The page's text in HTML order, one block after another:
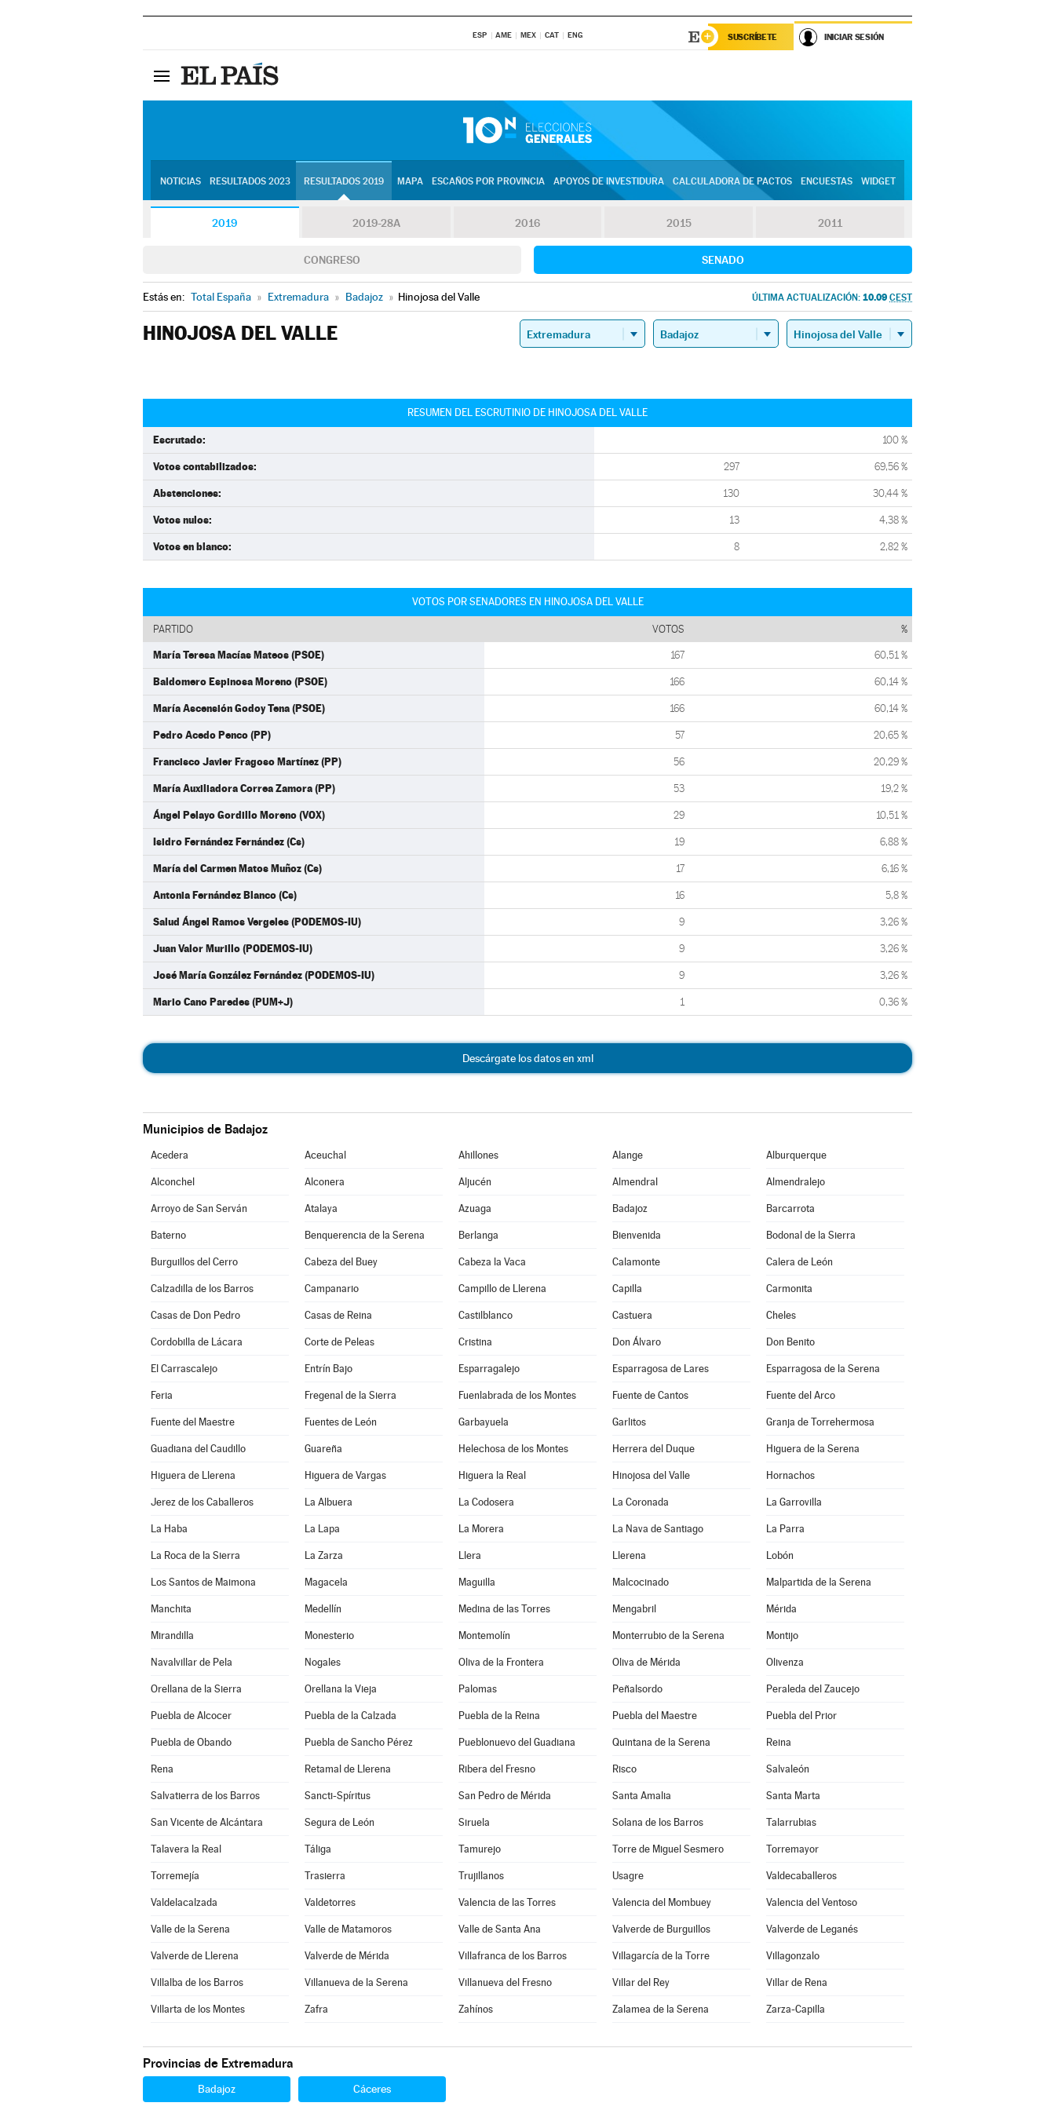
ESP AME MEX CAT ENG SUSCRÍBETE INICIAR SESIÓN
NOTICIAS RESULTADOS 2023 RESULTADOS 2019 MAPA ESCAÑOS POR PROVINCIA APOYOS DE INVESTIDURA CALCULADORA DE PACTOS ENCUESTAS WIDGET
2019 2019-28A 2016 2015 2011
CONGRESO SENADO
Estás en: Total España » Extremadura » Badajoz » Hinojosa del Valle ÚLTIMA ACTUALIZACIÓN: 10.09 CEST
HINOJOSA DEL VALLE
RESUMEN DEL ESCRUTINIO DE HINOJOSA DEL VALLE
Escrutado: 100 %
Votos contabilizados: 297 69,56 %
Abstenciones: 130 30,44 %
Votos nulos: 13 4,38 %
Votos en blanco: 8 2,82 %
VOTOS POR SENADORES EN HINOJOSA DEL VALLE
PARTIDO VOTOS %
María Teresa Macías Mateos (PSOE) 167 60,51 %
Baldomero Espinosa Moreno (PSOE) 166 60,14 %
María Ascensión Godoy Tena (PSOE) 166 60,14 %
Pedro Acedo Penco (PP) 57 20,65 %
Francisco Javier Fragoso Martínez (PP) 56 20,29 %
María Auxiliadora Correa Zamora (PP) 53 19,2 %
Ángel Pelayo Gordillo Moreno (VOX) 29 10,51 %
Isidro Fernández Fernández (Cs) 19 6,88 %
María del Carmen Matos Muñoz (Cs) 17 6,16 %
Antonia Fernández Blanco (Cs) 16 5,8 %
Salud Ángel Ramos Vergeles (PODEMOS-IU) 9 3,26 %
Juan Valor Murillo (PODEMOS-IU) 9 3,26 %
José María González Fernández (PODEMOS-IU) 9 3,26 %
Mario Cano Paredes (PUM+J) 1 0,36 %
Descárgate los datos en xml
Municipios de Badajoz
Acedera Aceuchal Ahillones Alange Alburquerque
Alconchel Alconera Aljucén Almendral Almendralejo
Arroyo de San Serván Atalaya Azuaga Badajoz Barcarrota
Baterno Benquerencia de la Serena Berlanga Bienvenida Bodonal de la Sierra
Burguillos del Cerro Cabeza del Buey Cabeza la Vaca Calamonte Calera de León
Calzadilla de los Barros Campanario Campillo de Llerena Capilla Carmonita
Casas de Don Pedro Casas de Reina Castilblanco Castuera Cheles
Cordobilla de Lácara Corte de Peleas Cristina Don Álvaro Don Benito
El Carrascalejo Entrín Bajo Esparragalejo Esparragosa de Lares Esparragosa de la Serena
Feria Fregenal de la Sierra Fuenlabrada de los Montes Fuente de Cantos Fuente del Arco
Fuente del Maestre Fuentes de León Garbayuela Garlitos Granja de Torrehermosa
Guadiana del Caudillo Guareña Helechosa de los Montes Herrera del Duque Higuera de la Serena
Higuera de Llerena Higuera de Vargas Higuera la Real Hinojosa del Valle Hornachos
Jerez de los Caballeros La Albuera La Codosera La Coronada La Garrovilla
La Haba La Lapa La Morera La Nava de Santiago La Parra
La Roca de la Sierra La Zarza Llera Llerena Lobón
Los Santos de Maimona Magacela Maguilla Malcocinado Malpartida de la Serena
Manchita Medellín Medina de las Torres Mengabril Mérida
Mirandilla Monesterio Montemolín Monterrubio de la Serena Montijo
Navalvillar de Pela Nogales Oliva de la Frontera Oliva de Mérida Olivenza
Orellana de la Sierra Orellana la Vieja Palomas Peñalsordo Peraleda del Zaucejo
Puebla de Alcocer Puebla de la Calzada Puebla de la Reina Puebla del Maestre Puebla del Prior
Puebla de Obando Puebla de Sancho Pérez Pueblonuevo del Guadiana Quintana de la Serena Reina
Rena Retamal de Llerena Ribera del Fresno Risco Salvaleón
Salvatierra de los Barros Sancti-Spíritus San Pedro de Mérida Santa Amalia Santa Marta
San Vicente de Alcántara Segura de León Siruela Solana de los Barros Talarrubias
Talavera la Real Táliga Tamurejo Torre de Miguel Sesmero Torremayor
Torremejía Trasierra Trujillanos Usagre Valdecaballeros
Valdelacalzada Valdetorres Valencia de las Torres Valencia del Mombuey Valencia del Ventoso
Valle de la Serena Valle de Matamoros Valle de Santa Ana Valverde de Burguillos Valverde de Leganés
Valverde de Llerena Valverde de Mérida Villafranca de los Barros Villagarcía de la Torre Villagonzalo
Villalba de los Barros Villanueva de la Serena Villanueva del Fresno Villar del Rey Villar de Rena
Villarta de los Montes Zafra Zahínos Zalamea de la Serena Zarza-Capilla
Provincias de Extremadura
Badajoz Cáceres